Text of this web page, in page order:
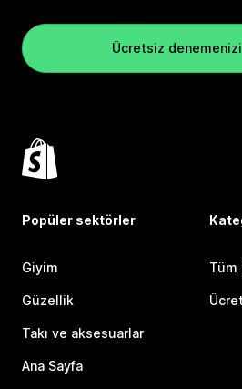
Ücretsiz
Popüler sektörler
Giyim
Güzellik
Takı ve aksesuarlar
Ana Sayfa
Tüm